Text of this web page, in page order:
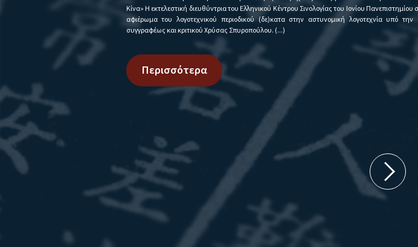
Κίνα» Η εκτελεστική διευθύντρια του Ελληνικού Κέντρου Σινολογίας του Ιονίου Πανεπιστημίου συμμετέχει στο
αφιέρωμα του λογοτεχνικού περιοδικού (δε)κατα στην αστυνομική λογοτεχνία υπό την επιμέλεια της
συγγραφέως και κριτικού Χρύσας Σπυροπούλου. (...)
Περισσότερα